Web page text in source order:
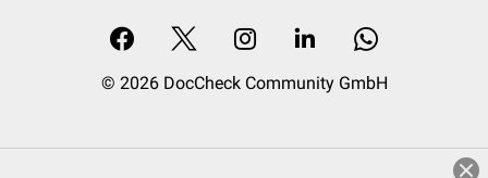
© 2026 DocCheck Community GmbH